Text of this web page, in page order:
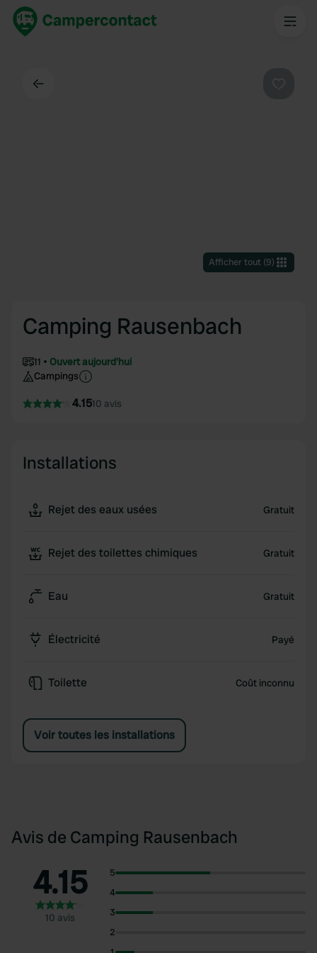
Afficher tout(9)
Camping Rausenbach
11
Ouvert aujourd'hui
Campings
4.1510 avis
Installations
Rejet des eaux usées Gratuit
Rejet des toilettes chimiques Gratuit
Eau Gratuit
Électricité Payé
Toilette Coût inconnu
Voir toutes les installations
Avis de Camping Rausenbach
4.15
10 avis
5
4
3
2